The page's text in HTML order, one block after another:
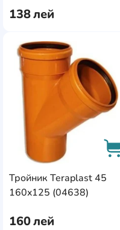
138лей
Тройник Teraplast 45
160x125 (04638)
160лей